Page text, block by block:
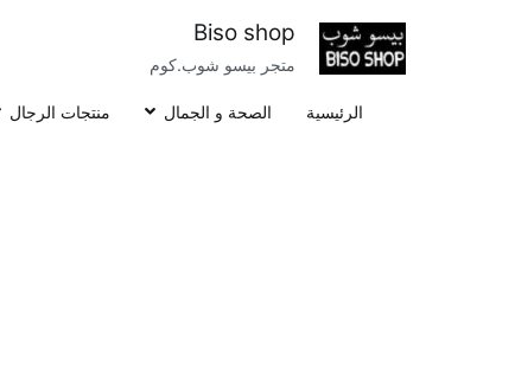
Biso shop
متجر بيسو شوب.كوم
الرئيسية الصحة و الجمال منتجات الرجال